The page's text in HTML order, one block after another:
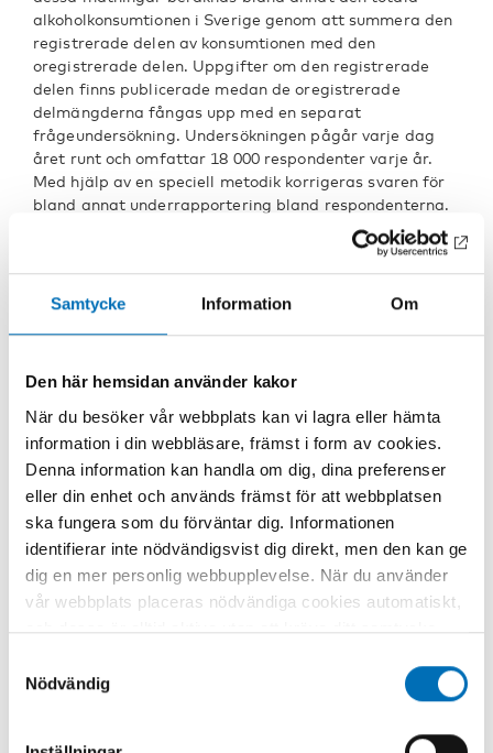
Samtycke Information Om
Den här hemsidan använder kakor
När du besöker vår webbplats kan vi lagra eller hämta
information i din webbläsare, främst i form av cookies.
Denna information kan handla om dig, dina preferenser
eller din enhet och används främst för att webbplatsen
ska fungera som du förväntar dig. Informationen
identifierar inte nödvändigsvist dig direkt, men den kan ge
dig en mer personlig webbupplevelse. När du använder
vår webbplats placeras nödvändiga cookies automatiskt,
och dessa är alltid aktiva utan att kräva ditt samtycke.
använda webbplatsen och dess funktioner. Vi respekterar
din integritet, och du kan välja vilka ytterligare cookies
Nödvändig
alkoholkonsumtionen i Sverige genom att summera den
registrerade delen av konsumtionen med den
oregistrerade delen. Uppgifter om den registrerade
delen finns publicerade medan de oregistrerade
delmängderna fångas upp med en separat
frågeundersökning. Undersökningen pågår varje dag
året runt och omfattar 18 000 respondenter varje år.
Med hjälp av en speciell metodik korrigeras svaren för
bland annat underrapportering bland respondenterna.
Mer information om de senaste uppgifterna om
NYCKELORD
alkohol,
alkoholkonsumtion, CAN,
statistik
KATEGORIER
Alkohol
FOTOGRAF/BILDKÄLL
A